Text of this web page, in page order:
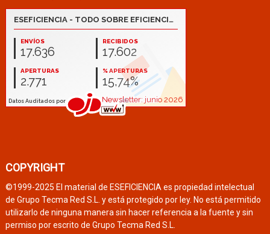
COPYRIGHT
©1999-2025 El material de ESEFICIENCIA es propiedad intelectual
de Grupo Tecma Red S.L. y está protegido por ley. No está permitido
utilizarlo de ninguna manera sin hacer referencia a la fuente y sin
permiso por escrito de Grupo Tecma Red S.L.